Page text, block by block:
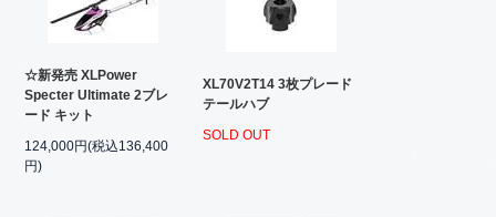
☆新発売 XLPower
Specter Ultimate 2ブレ
ード キット
124,000円(税込136,400
円)
XL70V2T14 3枚プレード
テールハブ
SOLD OUT